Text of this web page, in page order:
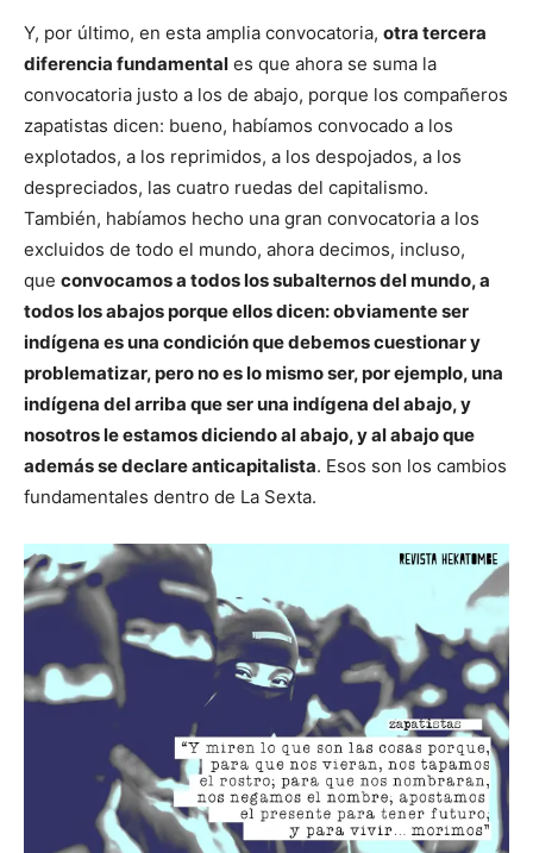
Y, por último, en esta amplia convocatoria, otra tercera
diferencia fundamental es que ahora se suma la
convocatoria justo a los de abajo, porque los compañeros
zapatistas dicen: bueno, habíamos convocado a los
explotados, a los reprimidos, a los despojados, a los
despreciados, las cuatro ruedas del capitalismo.
También, habíamos hecho una gran convocatoria a los
excluidos de todo el mundo, ahora decimos, incluso,
que convocamos a todos los subalternos del mundo, a
todos los abajos porque ellos dicen: obviamente ser
indígena es una condición que debemos cuestionar y
problematizar, pero no es lo mismo ser, por ejemplo, una
indígena del arriba que ser una indígena del abajo, y
nosotros le estamos diciendo al abajo, y al abajo que
además se declare anticapitalista. Esos son los cambios
fundamentales dentro de La Sexta.